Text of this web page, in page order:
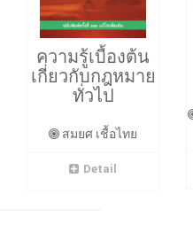
ความรู้เบื้องต้น
เกี่ยวกับกฎหมาย
ทั่วไป
สมยศ เชื้อไทย
Detail